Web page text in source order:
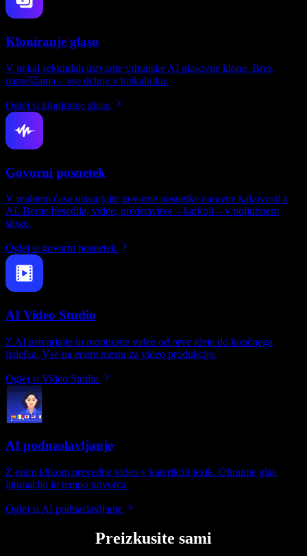
Kloniranje glasu
V nekaj sekundah ustvarite vrhunske AI glasovne klone. Brez
nameščanja – vse deluje v brskalniku.
Oglej si kloniranje glasu
Govorni posnetek
V realnem času ustvarjajte govorne posnetke naravne kakovosti z
AI. Berite besedila, videe, predstavitve – karkoli – v poljubnem
slogu.
Oglej si govorni posnetek
AI Video Studio
Z AI ustvarjajte in montirajte videe od prve ideje do končnega
izdelka. Vse na enem mestu za video produkcijo.
Oglej si Video Studio
AI podnaslavljanje
Z enim klikom prevedite video v katerikoli jezik. Ohranite glas,
intonacijo in tempo govorca.
Oglej si AI podnaslavljanje
Preizkusite sami